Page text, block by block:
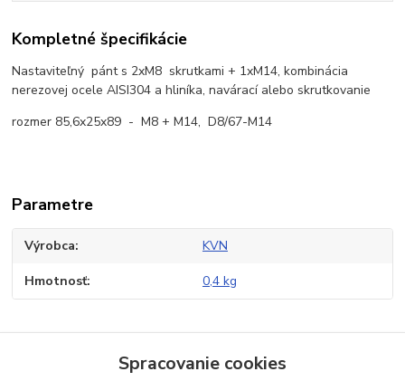
Kompletné špecifikácie
Nastaviteľný pánt s 2xM8 skrutkami + 1xM14, kombinácia
nerezovej ocele AISI304 a hliníka, navárací alebo skrutkovanie
rozmer 85,6x25x89 - M8 + M14,D8/67-M14
Parametre
Výrobca KVN
Hmotnosť 0,4 kg
Tovar zaradený v kategóriách
Spracovanie cookies